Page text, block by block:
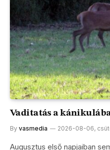
Vaditatás a
By vasmedia 2026-08-06,
Augusztus első napjaiban